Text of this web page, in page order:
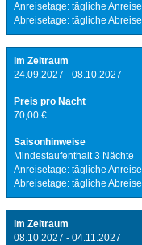
Anreisetage: tägliche Anreise
Abreisetage: tägliche Abreise
im Zeitraum
24.09.2027 - 08.10.2027
Preis pro Nacht
70,00 €
Saisonhinweise
Mindestaufenthalt 3 Nächte
Anreisetage: tägliche Anreise
Abreisetage: tägliche Abreise
im Zeitraum
08.10.2027 - 04.11.2027